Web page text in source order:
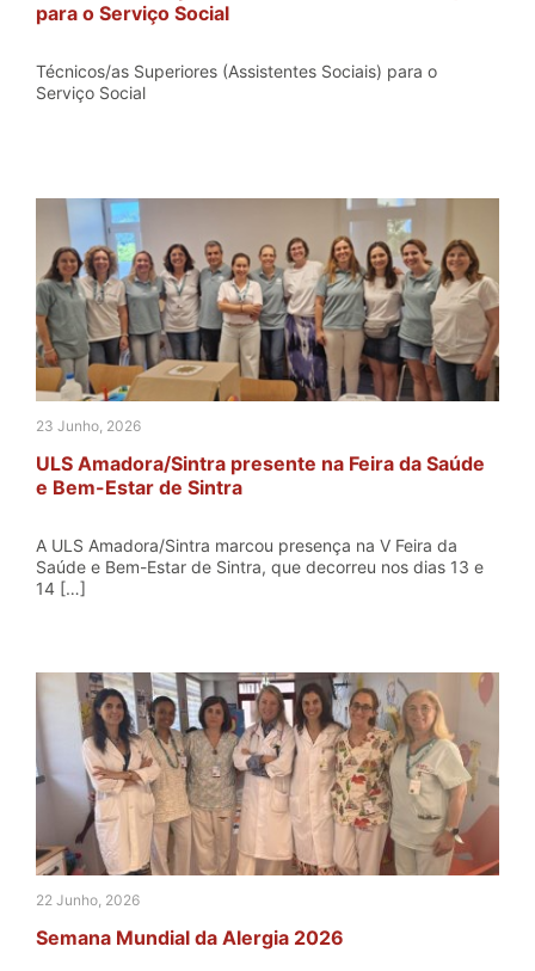
para o Serviço Social
Técnicos/as Superiores (Assistentes Sociais) para o
Serviço Social
23 Junho, 2026
ULS Amadora/Sintra presente na Feira da Saúde
e Bem-Estar de Sintra
A ULS Amadora/Sintra marcou presença na V Feira da
Saúde e Bem-Estar de Sintra, que decorreu nos dias 13 e
14 […]
22 Junho, 2026
Semana Mundial da Alergia 2026